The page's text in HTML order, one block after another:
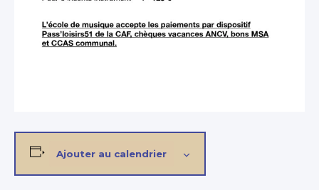
Ajouter au calendrier